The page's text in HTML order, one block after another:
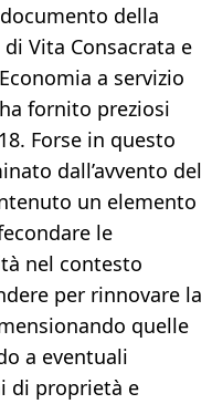
della
Vita Consacrata e
a servizio
fornito preziosi
Forse in questo
dall’avvento del
un elemento
le
nel contesto
per rinnovare la
quelle
a eventuali
di proprietà e